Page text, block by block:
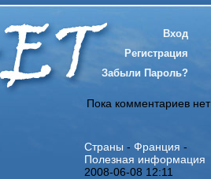
Вход
Регистрация
Забыли Пароль?
Пока комментариев нет
Страны - Франция -
Полезная информация
2008-06-08 12:11